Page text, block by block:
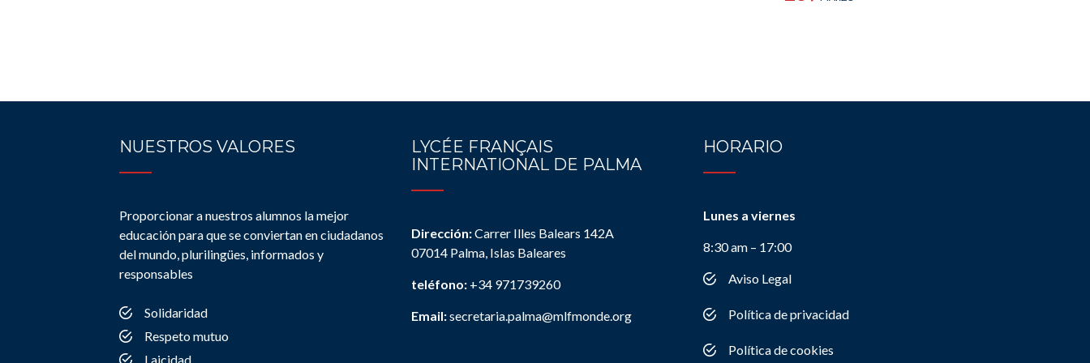
NUESTROS VALORES
Proporcionar a nuestros alumnos la mejor
educación para que se conviertan en ciudadanos
del mundo, plurilingües, informados y
responsables
Solidaridad
Respeto mutuo
Laicidad
LYCÉE FRANÇAIS
INTERNATIONAL DE PALMA
Dirección:Carrer Illes Balears 142A
07014 Palma, Islas Baleares
teléfono: +34 971739260
Email:secretaria.palma@mlfmonde.org
HORARIO
Lunes a viernes
8:30 am – 17:00
Aviso Legal
Política de privacidad
Política de cookies